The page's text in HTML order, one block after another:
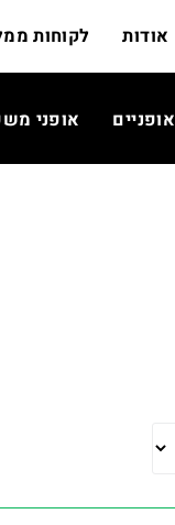
אודות לקוחות
אופניים אופני